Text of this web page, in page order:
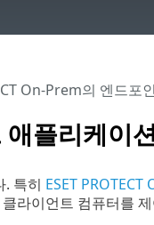
플리케이
On-Prem의 엔드포
. 특히 ESET
이언트 컴퓨터를 제